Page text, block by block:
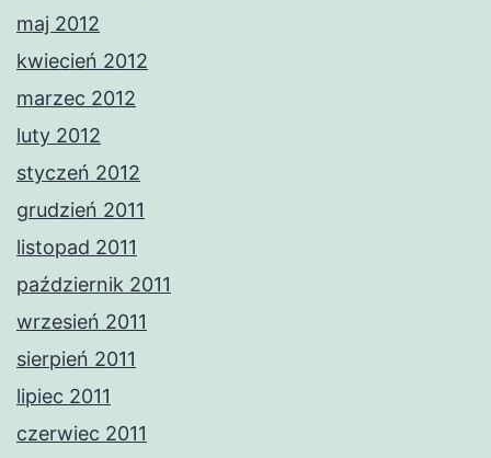
maj 2012
kwiecień 2012
marzec 2012
luty 2012
styczeń 2012
grudzień 2011
listopad 2011
październik 2011
wrzesień 2011
sierpień 2011
lipiec 2011
czerwiec 2011